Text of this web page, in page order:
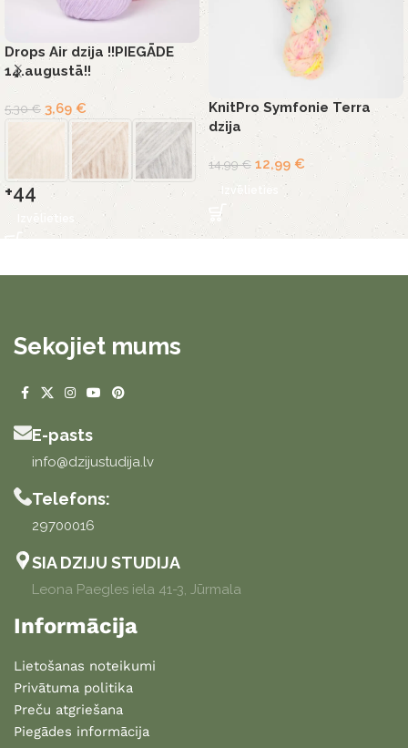
Drops Air dzija !!PIEGĀDE
14.augustā!!
5,30€ 3,69 €
+44
Izvēlieties
KnitPro Symfonie Terra
dzija
14,99€ 12,99 €
Izvēlieties
Sekojiet mums
E-pasts
info@dzijustudija.lv
Telefons:
29700016
SIA DZIJU STUDIJA
Leona Paegles iela 41-3, Jūrmala
Informācija
Lietošanas noteikumi
Privātuma politika
Preču atgriešana
Piegādes informācija